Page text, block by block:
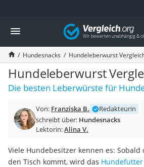
Die beliebtesten Vergleiche nach Kategorie
Drogerie
Inhalator
Haarschneider
Rollator
Braun Rasierer
Katzenklappe (Chip)
Masturbator
Massagepistole
Reisehaartrockner
Eiweißpulver
Vergleich
Hundesnacks Hundeleberwurst
Hundeleberwurst
Die besten Leberwürste für
Von: Franziska B.
Redakteurin
schreibt über: Hundesnacks
Lektorin:Alina V.
Viele Hundebesitzer kennen es:
den Tisch kommt, wird das Hundefutter